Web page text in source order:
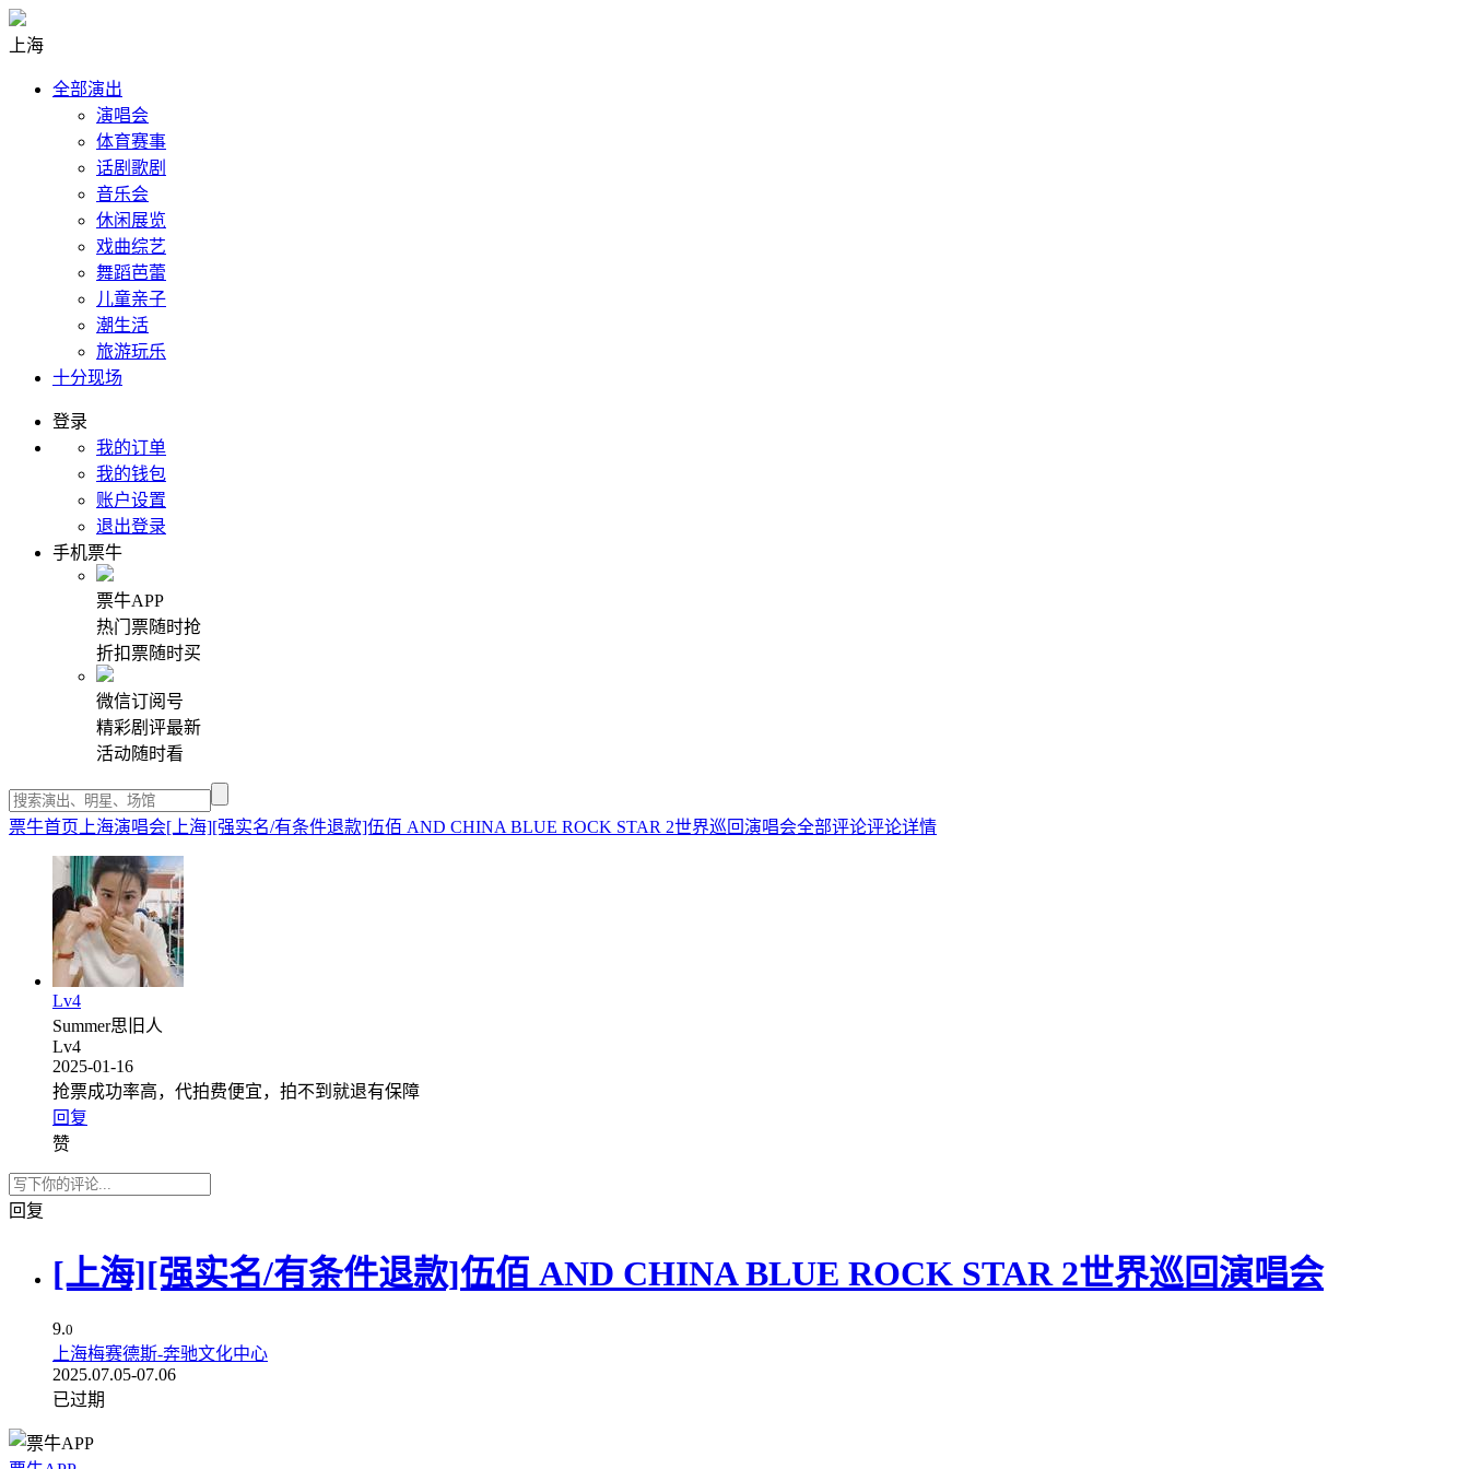
上海
全部演出
演唱会
体育赛事
话剧歌剧
音乐会
休闲展览
戏曲综艺
舞蹈芭蕾
儿童亲子
潮生活
旅游玩乐
十分现场
登录
我的订单
我的钱包
账户设置
退出登录
手机票牛
票牛APP
热门票随时抢
折扣票随时买
微信订阅号
精彩剧评最新
活动随时看
票牛首页 上海演唱会[上海][强实名/有条件退款]伍佰 AND CHINA BLUE ROCK STAR 2世界巡回演唱会全部评论评论详情
Lv4
Summer思旧人
Lv4
2025-01-16
抢票成功率高，代拍费便宜，拍不到就退有保障
回复
赞
回复
[上海][强实名/有条件退款]伍佰 AND CHINA BLUE ROCK STAR 2世界巡回演唱会
9.0
上海梅赛德斯-奔驰文化中心
2025.07.05-07.06
已过期